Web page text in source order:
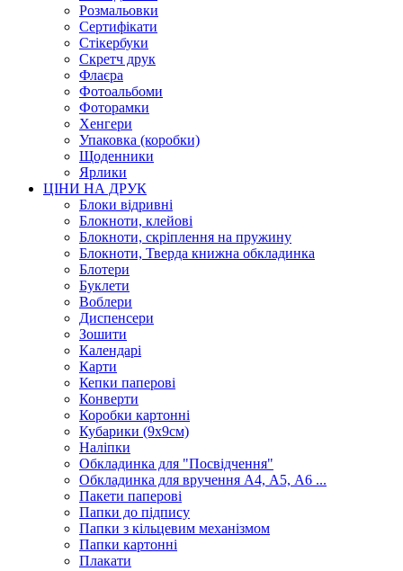
Розмальовки
Сертифікати
Стікербуки
Скретч друк
Флаєра
Фотоальбоми
Фоторамки
Хенгери
Упаковка (коробки)
Щоденники
Ярлики
ЦІНИ НА ДРУК
Блоки відривні
Блокноти, клейові
Блокноти, скріплення на пружину
Блокноти, Тверда книжна обкладинка
Блотери
Буклети
Воблери
Диспенсери
Зошити
Календарі
Карти
Кепки паперові
Конверти
Коробки картонні
Кубарики (9х9см)
Наліпки
Обкладинка для "Посвідчення"
Обкладинка для вручення А4, А5, А6 ...
Пакети паперові
Папки до підпису
Папки з кільцевим механізмом
Папки картонні
Плакати